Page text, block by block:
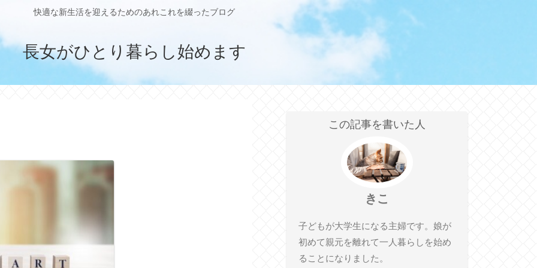
快適な新生活を迎えるためのあれこれを綴ったブログ
長女がひとり暮らし始めます
この記事を書いた人
きこ
子どもが大学生になる主婦です。娘が
初めて親元を離れて一人暮らしを始め
ることになりました。